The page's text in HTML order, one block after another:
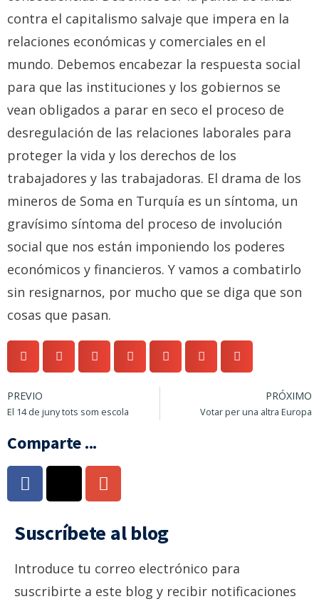
contra el capitalismo salvaje que impera en la
relaciones económicas y comerciales en el
mundo. Debemos encabezar la respuesta social
para que las instituciones y los gobiernos se
vean obligados a parar en seco el proceso de
desregulación de las relaciones laborales para
proteger la vida y los derechos de los
trabajadores y las trabajadoras. El drama de los
mineros de Soma en Turquía es un síntoma, un
gravísimo síntoma del proceso de involución
social que nos están imponiendo los poderes
económicos y financieros. Y vamos a combatirlo
sin resignarnos, por mucho que se diga que son
cosas que pasan.
PREVIO
El 14 de juny tots som escola
PRÓXIMO
Votar per una altra Europa
Comparte ...
Suscríbete al blog
Introduce tu correo electrónico para
suscribirte a este blog y recibir notificaciones